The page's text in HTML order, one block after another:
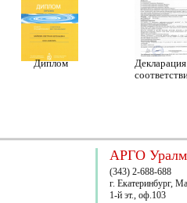
Диплом
АРГО
(343) 2-688-688
г. Екатеринбург,
1-й эт., оф.103